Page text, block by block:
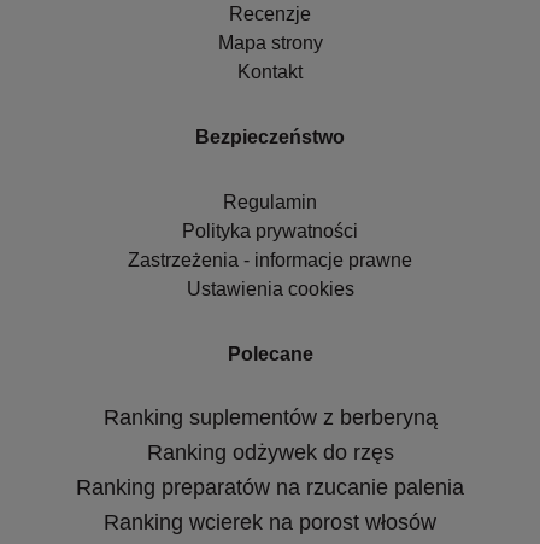
Recenzje
Mapa strony
Kontakt
Bezpieczeństwo
Regulamin
Polityka prywatności
Zastrzeżenia - informacje prawne
Ustawienia cookies
Polecane
Ranking suplementów z berberyną
Ranking odżywek do rzęs
Ranking preparatów na rzucanie palenia
Ranking wcierek na porost włosów